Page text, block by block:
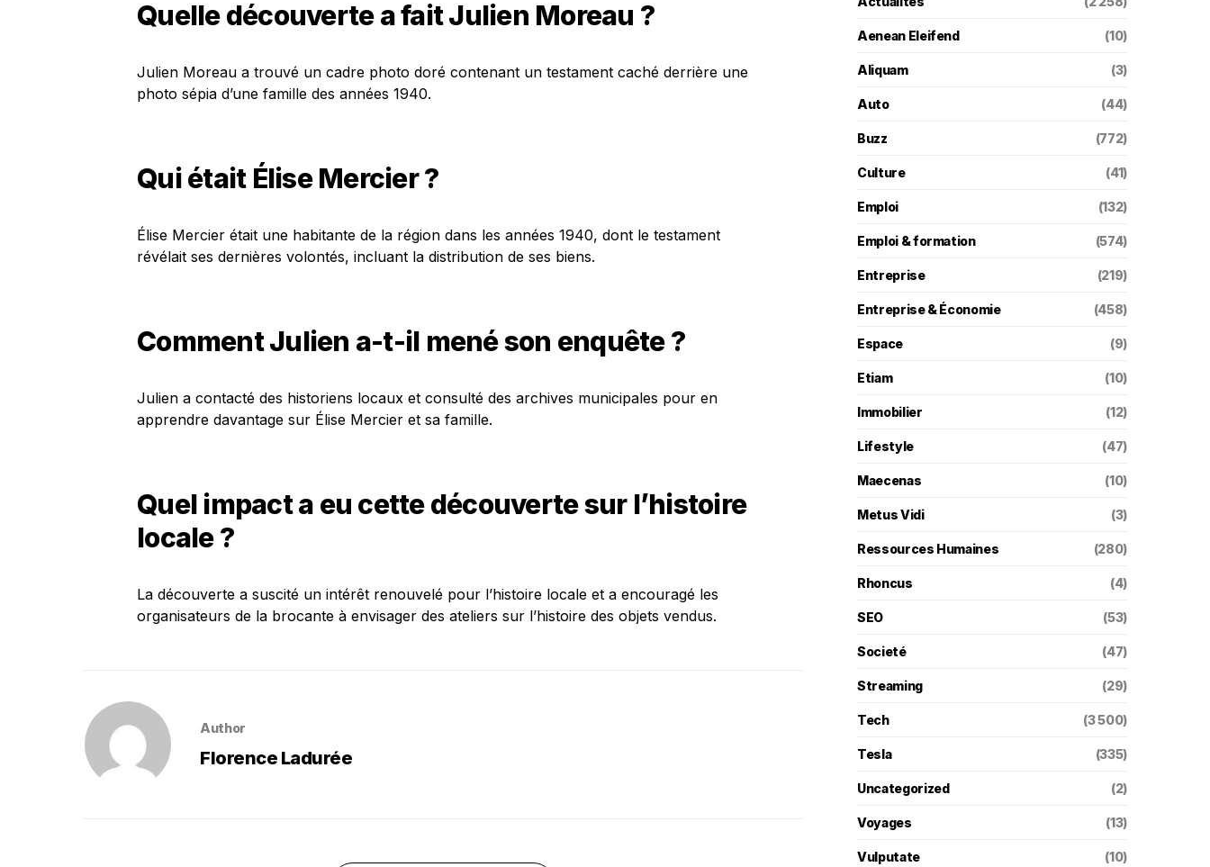
Quelle découverte a fait Julien Moreau ?
Julien Moreau a trouvé un cadre photo doré contenant un testament caché derrière une
photo sépia d’une famille des années 1940.
Qui était Élise Mercier ?
Élise Mercier était une habitante de la région dans les années 1940, dont le testament
révélait ses dernières volontés, incluant la distribution de ses biens.
Comment Julien a-t-il mené son enquête ?
Julien a contacté des historiens locaux et consulté des archives municipales pour en
apprendre davantage sur Élise Mercier et sa famille.
Quel impact a eu cette découverte sur l’histoire
locale ?
La découverte a suscité un intérêt renouvelé pour l’histoire locale et a encouragé les
organisateurs de la brocante à envisager des ateliers sur l’histoire des objets vendus.
Author
Florence Ladurée
Aenean Eleifend (10)
Aliquam (3)
Auto (44)
Buzz (772)
Culture (41)
Emploi (132)
Emploi & formation (574)
Entreprise (219)
Entreprise & Économie (458)
Espace (9)
Etiam (10)
Immobilier (12)
Lifestyle (47)
Maecenas (10)
Metus Vidi (3)
Ressources Humaines (280)
Rhoncus (4)
SEO (53)
Societé (47)
Streaming (29)
Tech (3 500)
Tesla (335)
Uncategorized (2)
Voyages (13)
Vulputate (10)